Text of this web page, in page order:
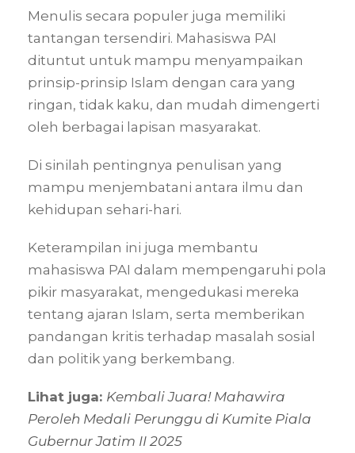
Menulis secara populer juga memiliki
tantangan tersendiri. Mahasiswa PAI
dituntut untuk mampu menyampaikan
prinsip-prinsip Islam dengan cara yang
ringan, tidak kaku, dan mudah dimengerti
oleh berbagai lapisan masyarakat.
Di sinilah pentingnya penulisan yang
mampu menjembatani antara ilmu dan
kehidupan sehari-hari.
Keterampilan ini juga membantu
mahasiswa PAI dalam mempengaruhi pola
pikir masyarakat, mengedukasi mereka
tentang ajaran Islam, serta memberikan
pandangan kritis terhadap masalah sosial
dan politik yang berkembang.
Lihat juga: Kembali Juara! Mahawira
Peroleh Medali Perunggu di Kumite Piala
Gubernur Jatim II 2025